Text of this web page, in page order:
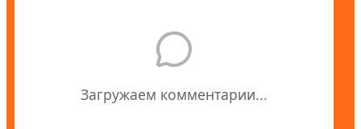
Загружаем комментарии...